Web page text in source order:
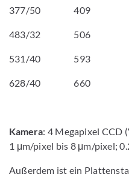
377/50 409
483/32 506
531/40 593
628/40 660
Kamera: 4 Megapixel CCD
1 μm/pixel bis 8 μm/pixel;
Außerdem ist ein